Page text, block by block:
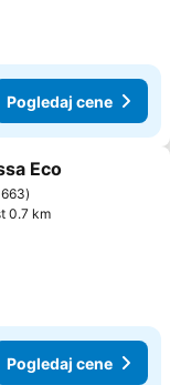
Pogledaj cene
Eco
663
0.7 km
Pogledaj cene